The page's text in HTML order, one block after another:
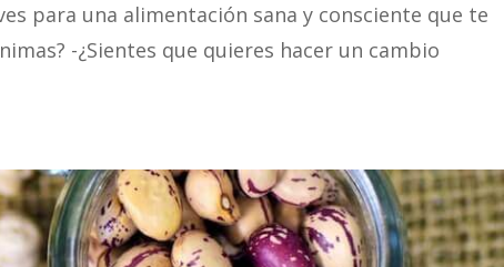
para una alimentación sana y consciente que te
-¿Sientes que quieres hacer un cambio